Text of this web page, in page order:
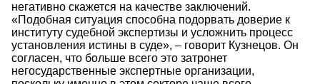
негативно скажется на качестве заключений.
«Подобная ситуация способна подорвать доверие к
институту судебной экспертизы и усложнить процесс
установления истины в суде», – говорит Кузнецов. Он
согласен, что больше всего это затронет
негосударственные экспертные организации,